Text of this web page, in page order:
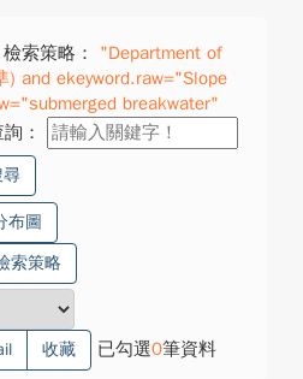
索策略：
"Department of
) and ekeyword.raw="Slope
breakwater"
：
尋
布圖
索策略
收藏 已勾選0筆資料